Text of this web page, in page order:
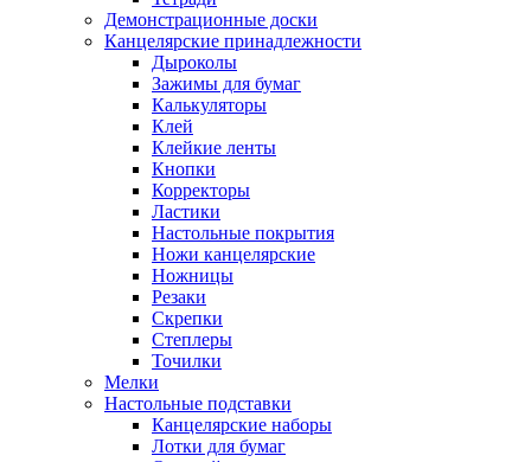
Демонстрационные доски
Канцелярские принадлежности
Дыроколы
Зажимы для бумаг
Калькуляторы
Клей
Клейкие ленты
Кнопки
Корректоры
Ластики
Настольные покрытия
Ножи канцелярские
Ножницы
Резаки
Скрепки
Степлеры
Точилки
Мелки
Настольные подставки
Канцелярские наборы
Лотки для бумаг